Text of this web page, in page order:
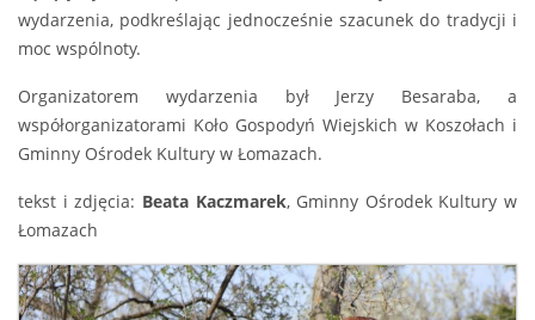
wydarzenia, podkreślając jednocześnie szacunek do tradycji i
moc wspólnoty.
Organizatorem wydarzenia był Jerzy Besaraba, a
współorganizatorami Koło Gospodyń Wiejskich w Koszołach i
Gminny Ośrodek Kultury w Łomazach.
tekst i zdjęcia: Beata Kaczmarek, Gminny Ośrodek Kultury w
Łomazach